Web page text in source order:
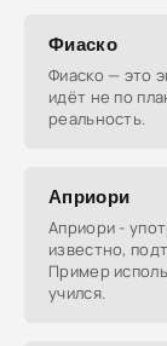
Фиаско
Фиаско — это
идёт не по
реальность.
Априори
Априори -
известно,
Пример
учился.